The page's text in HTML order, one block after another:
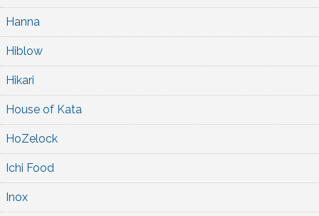
Hanna
Hiblow
Hikari
House of Kata
HoZelock
Ichi Food
Inox